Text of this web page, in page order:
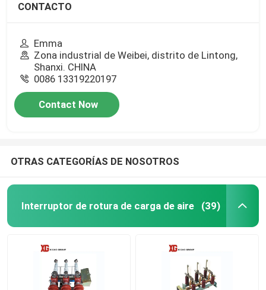
CONTACTO
Emma
Zona industrial de Weibei, distrito de Lintong,
Shanxi. CHINA
0086 13319220197
Contact Now
OTRAS CATEGORÍAS DE NOSOTROS
Interruptor de rotura de carga de aire (39)